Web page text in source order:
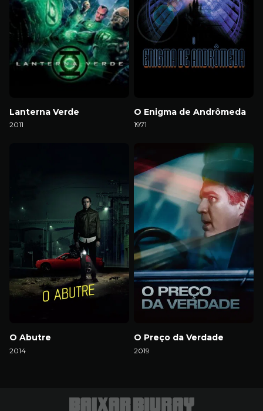
Lanterna Verde
2011
O Enigma de Andrômeda
1971
O Abutre
2014
O Preço da Verdade
2019